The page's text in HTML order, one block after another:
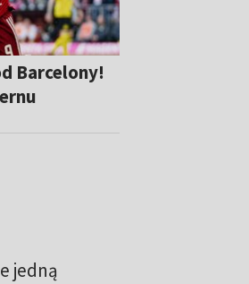
Barcelony!
jedną